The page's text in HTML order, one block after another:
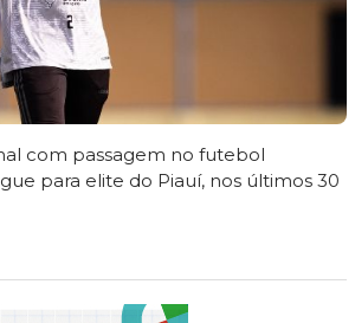
com passagem no futebol
para elite do Piauí, nos últimos 30